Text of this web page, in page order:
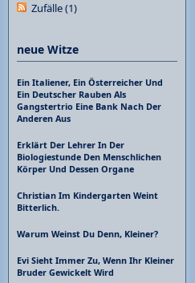
Zufälle(1)
neue Witze
Ein Italiener, Ein Österreicher Und
Ein Deutscher Rauben Als
Gangstertrio Eine Bank Nach Der
Anderen Aus
Erklärt Der Lehrer In Der
Biologiestunde Den Menschlichen
Körper Und Dessen Organe
Christian Im Kindergarten Weint
Bitterlich.
Warum Weinst Du Denn, Kleiner?
Evi Sieht Immer Zu, Wenn Ihr Kleiner
Bruder Gewickelt Wird